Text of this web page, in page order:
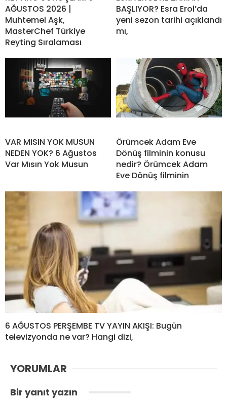
AĞUSTOS 2026 |
Muhtemel Aşk,
MasterChef Türkiye
Reyting Sıralaması
BAŞLIYOR? Esra Erol’da
yeni sezon tarihi açıklandı
mı,
VAR MISIN YOK MUSUN
NEDEN YOK? 6 Ağustos
Var Mısın Yok Musun
Örümcek Adam Eve
Dönüş filminin konusu
nedir? Örümcek Adam
Eve Dönüş filminin
6 AĞUSTOS PERŞEMBE TV YAYIN AKIŞI: Bugün
televizyonda ne var? Hangi dizi,
YORUMLAR
Bir yanıt yazın